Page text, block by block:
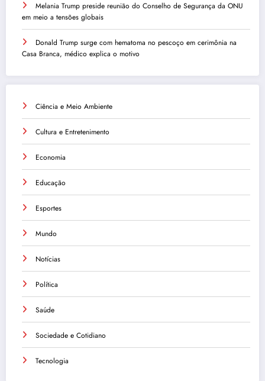
Melania Trump preside reunião do Conselho de Segurança da ONU
em meio a tensões globais
Donald Trump surge com hematoma no pescoço em cerimônia na
Casa Branca, médico explica o motivo
Ciência e Meio Ambiente
Cultura e Entretenimento
Economia
Educação
Esportes
Mundo
Notícias
Política
Saúde
Sociedade e Cotidiano
Tecnologia